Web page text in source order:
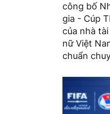
công bố
gia - Cúp
của nhà
nữ Việt
chuẩn